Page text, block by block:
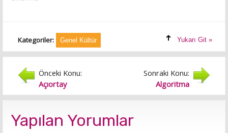
Kategoriler: Genel Kültür Yukarı Git »
Önceki Konu:
Açıortay
Sonraki Konu:
Algoritma
Yapılan Yorumlar